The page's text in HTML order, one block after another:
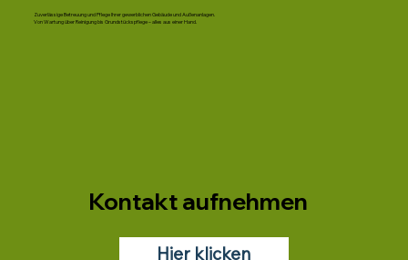
Zuverlässige Betreuung und Pflege Ihrer gewerblichen Gebäude und Außenanlagen.
Von Wartung über Reinigung bis Grundstückspflege – alles aus einer Hand.
Kontakt aufnehmen
Hier klicken